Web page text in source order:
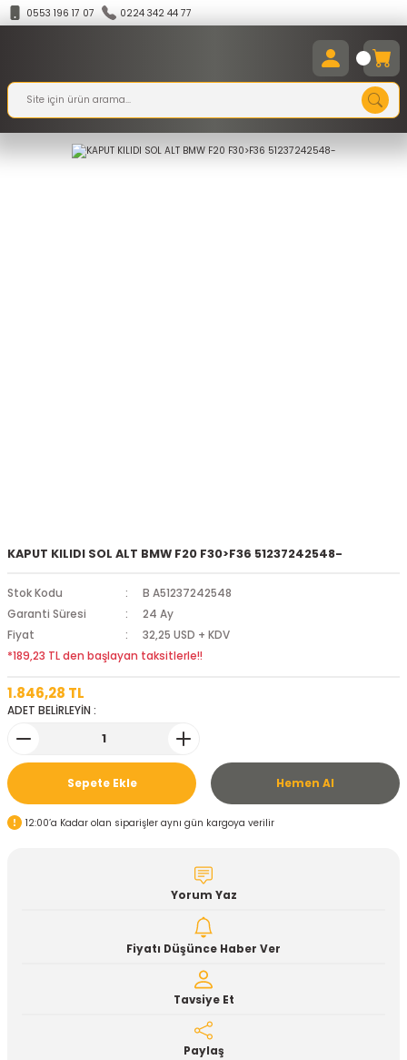
0553 196 17 07 0224 342 44 77
KAPUT KILIDI SOL ALT BMW F20 F30>F36 51237242548-
Stok Kodu
B A51237242548
Garanti Süresi
24 Ay
Fiyat
32,25 USD + KDV
*189,23 TL den başlayan taksitlerle!!
1.846,28 TL
ADET BELİRLEYİN :
Sepete Ekle Hemen Al
12:00’a Kadar olan siparişler aynı gün kargoya verilir
Yorum Yaz
Fiyatı Düşünce Haber Ver
Tavsiye Et
Paylaş